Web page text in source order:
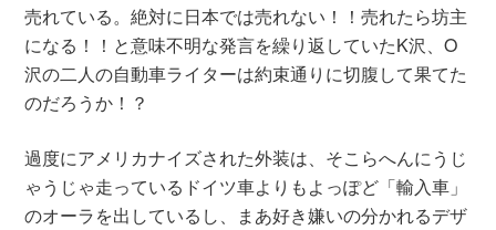
売れている。絶対に日本では売れない！！売れたら坊主
になる！！と意味不明な発言を繰り返していたK沢、O
沢の二人の自動車ライターは約束通りに切腹して果てた
のだろうか！？
過度にアメリカナイズされた外装は、そこらへんにうじ
ゃうじゃ走っているドイツ車よりもよっぽど「輸入車」
のオーラを出しているし、まあ好き嫌いの分かれるデザ